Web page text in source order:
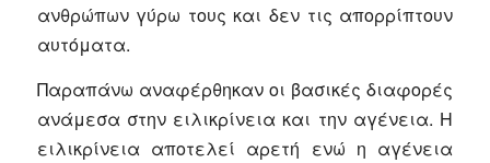
ανθρώπων γύρω τους και δεν τις απορρίπτουν
αυτόματα.
Παραπάνω αναφέρθηκαν οι βασικές διαφορές
ανάμεσα στην ειλικρίνεια και την αγένεια. Η
ειλικρίνεια αποτελεί αρετή ενώ η αγένεια